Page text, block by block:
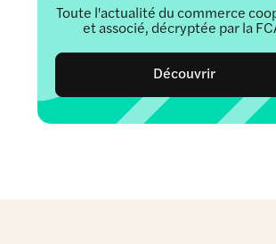
Toute l'actualité du commerce
et associé, décryptée par la
Découvrir